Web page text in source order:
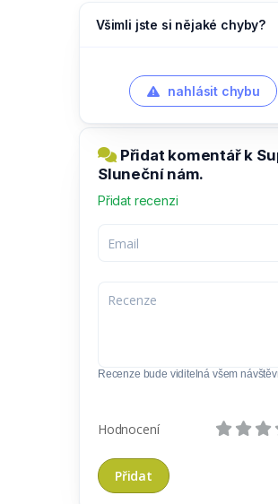
Všimli jste si nějaké chyby?
nahlásit chybu
Přidat komentář k
Sluneční nám.
Přidat recenzi
Recenze bude viditelná všem
Hodnocení